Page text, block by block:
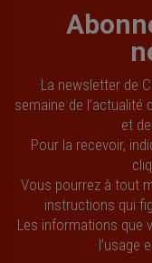
La newsletter de
semaine de
et
Pour la recevoir,
Vous pourrez à tout
instructions qui
Les informations que
l’usage